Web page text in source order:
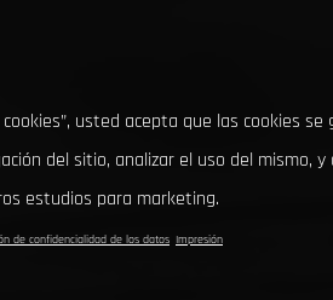
usted acepta que las cookies se
del sitio, analizar el uso del mismo, y
estudios para marketing.
de confidencialidad de los datos Impresión